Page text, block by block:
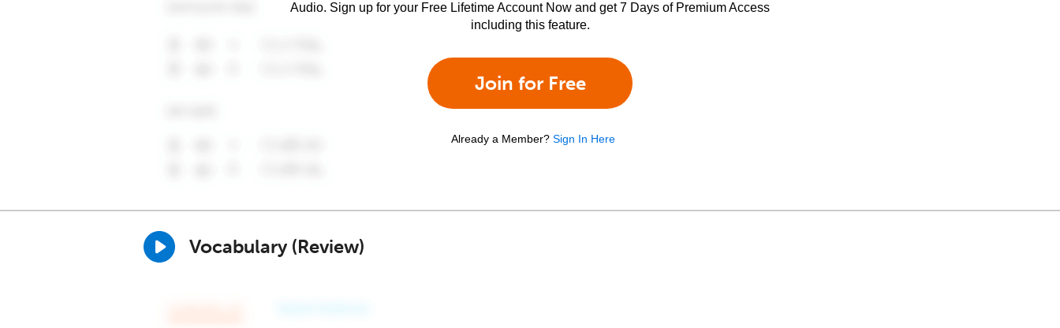
Audio. Sign up for your Free Lifetime Account Now and get 7 Days of Premium Access
including this feature.
Join for Free
Already a Member? Sign In Here
Vocabulary (Review)